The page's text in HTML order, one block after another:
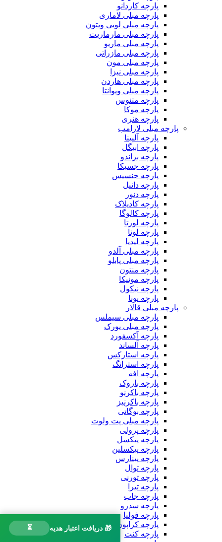
پارچه کاردانو
پارچه مبلی لاماری
پارچه مبلی لویی ویتون
پارچه مبلی مارماریت
پارچه مبلی ماریو
پارچه مبلی مازراتی
پارچه مبلی مون
پارچه مبلی نیزا
پارچه مبلی هاردن
پارچه مبلی ویوانتا
پارچه متئوس
پارچه موکا
پارچه هنری
پارچه مبلی لارامب
پارچه آلپینا
پارچه ابیگل
پارچه براندو
پارچه جسیکا
پارچه جنسیس
پارچه دانیل
پارچه دنور
پارچه کادیلاک
پارچه کالوگا
پارچه لورتا
پارچه لونا
پارچه لیدیا
پارچه مبلی آلدو
پارچه مبلی پابلو
پارچه منتون
پارچه مونیکا
پارچه نیکول
پارچه یونا
پارچه مبلی قالار
پارچه مبلی سیملس
پارچه مبلی یورک
پارچه آکسفورد
پارچه آلساند
پارچه استارکس
پارچه استرانگ
پارچه افه
پارچه باروک
پارچه باکرنو
پارچه باکرنیز
پارچه بوگاتی
پارچه مبلی پت ولوت
پارچه پرولی
پارچه پیکسل
پارچه پیکسلین
پارچه پینارس
پارچه توال
پارچه تورنی
پارچه تیرا
پارچه جاب
پارچه سدرو
پارچه فولیا
پارچه کراپون
پارچه کنت
🎁 دریافت اعتبار هدیه ⏳